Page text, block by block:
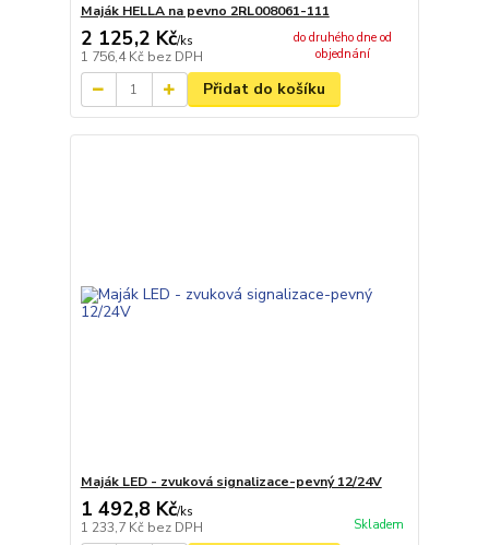
Maják HELLA na pevno 2RL008061-111
2 125,2 Kč/ks
1 756,4 Kč bez DPH
do druhého dne od
objednání
Přidat do košíku
Maják LED - zvuková signalizace-pevný 12/24V
1 492,8 Kč/ks
1 233,7 Kč bez DPH Skladem